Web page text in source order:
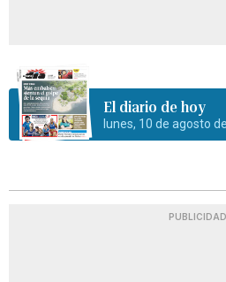
El diario de hoy
lunes, 10 de agosto
PUBLICIDAD